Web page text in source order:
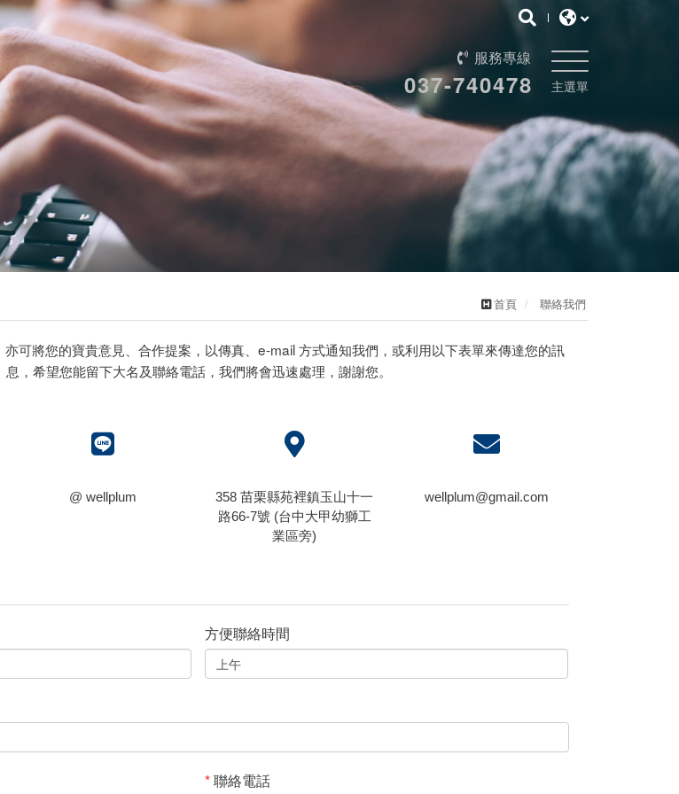
服務專線
037-740478 主選單
首頁 聯絡我們
可將您的寶貴意見、合作提案，以傳真、e-mail 方式通知我們，或利用以下表單來傳達您的訊
息，希望您能留下大名及聯絡電話，我們將會迅速處理，謝謝您。
@ wellplum
358 苗栗縣苑裡鎮玉山十一
路66-7號 (台中大甲幼獅工
業區旁)
wellplum@gmail.com
方便聯絡時間
*聯絡電話